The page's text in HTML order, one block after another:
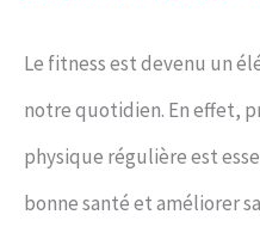
Le fitness est devenu un
notre quotidien. En effet,
physique régulière est
bonne santé et améliorer